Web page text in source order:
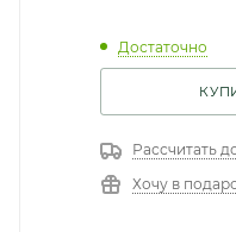
Достаточно
Рассчитать
Хочу в